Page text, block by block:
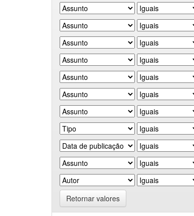
Retornar valores